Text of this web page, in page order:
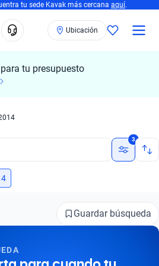
tu sede Kavak más cercana aquí.
Ubicación
tu presupuesto
3
Guardar búsqueda